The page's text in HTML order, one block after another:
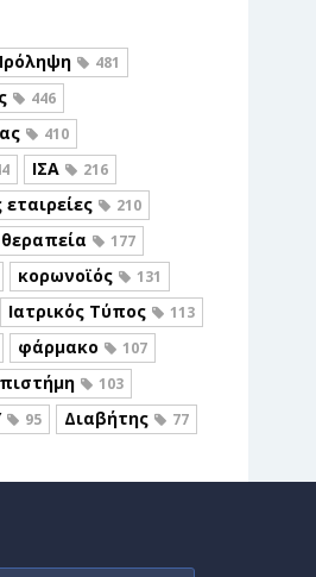
481
446
410
ΙΣΑ 216
210
θεραπεία 177
κορωνοϊός 131
Ιατρικός Τύπος 113
φάρμακο 107
103
95 Διαβήτης 77